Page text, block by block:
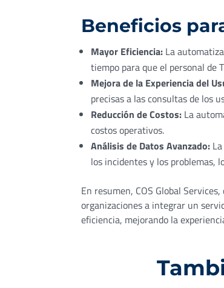
Beneficios
Mayor Eficiencia: La
tiempo para que el personal de
Mejora de la Experiencia del
precisas a las consultas de los
Reducción de Costos: La
costos operativos.
Análisis de Datos Avanzado:
los incidentes y los problemas,
En resumen, COS Global
organizaciones a integrar un
eficiencia, mejorando la